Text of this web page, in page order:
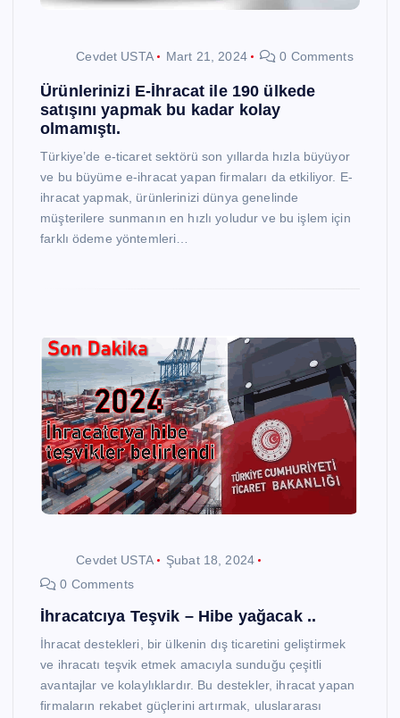
Cevdet USTA Mart 21, 2024 0 Comments
Ürünlerinizi E-İhracat ile 190 ülkede
satışını yapmak bu kadar kolay
olmamıştı.
Türkiye’de e-ticaret sektörü son yıllarda hızla büyüyor
ve bu büyüme e-ihracat yapan firmaları da etkiliyor. E-
ihracat yapmak, ürünlerinizi dünya genelinde
müşterilere sunmanın en hızlı yoludur ve bu işlem için
farklı ödeme yöntemleri…
Cevdet USTA
Şubat 18, 2024
0 Comments
İhracatcıya Teşvik – Hibe yağacak ..
İhracat destekleri, bir ülkenin dış ticaretini geliştirmek
ve ihracatı teşvik etmek amacıyla sunduğu çeşitli
avantajlar ve kolaylıklardır. Bu destekler, ihracat yapan
firmaların rekabet güçlerini artırmak, uluslararası